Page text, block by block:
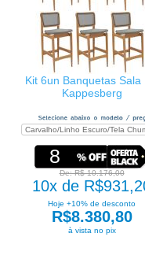
Kit 6un Banquetas Sala
Kappesberg
8
De: R$ 10.176,00
10x de
Hoje +10% de desconto
R$8.380,80
à vista no pix